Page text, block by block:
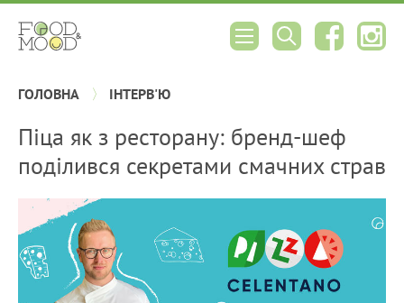
ГОЛОВНА ІНТЕРВ'Ю
Піца як з ресторану: бренд-шеф
поділився секретами смачних страв